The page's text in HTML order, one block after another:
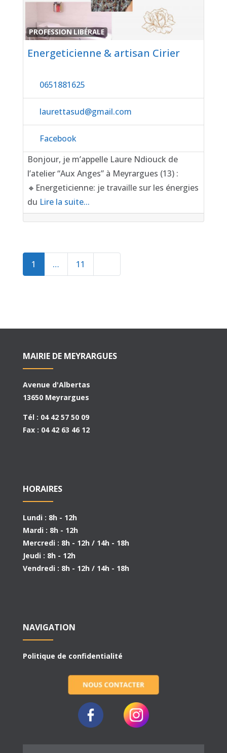
PROFESSION LIBÉRALE
Energeticienne & artisan Cirier
0651881625
laurettasud@gmail.com
Facebook
Bonjour, je m’appelle Laure Ndiouck de
l’atelier “Aux Anges” à Meyrargues (13) :
🔸️Energeticienne: je travaille sur les énergies
du Lire la suite...
Posts navigation
1 … 11
MAIRIE DE MEYRARGUES
Avenue d'Albertas
13650 Meyrargues
Tél : 04 42 57 50 09
Fax : 04 42 63 46 12
HORAIRES
Lundi : 8h - 12h
Mardi : 8h - 12h
Mercredi : 8h - 12h / 14h - 18h
Jeudi : 8h - 12h
Vendredi : 8h - 12h / 14h - 18h
NAVIGATION
Politique de confidentialité